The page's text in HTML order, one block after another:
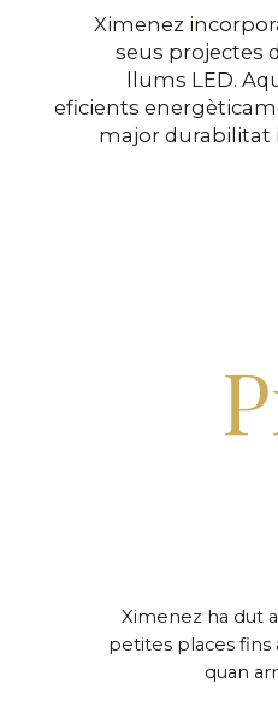
Ximenez
seus projectes
llums LED.
eficients
major durabilitat
Ximenez ha dut
petites places fins
quan